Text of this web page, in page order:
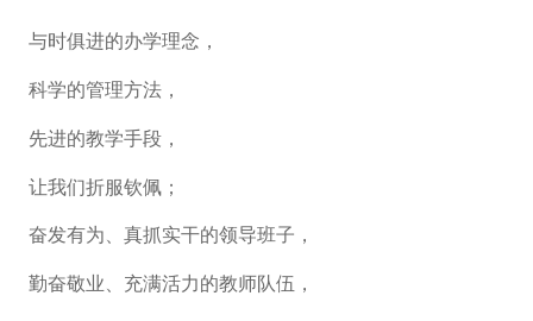
与时俱进的办学理念，
科学的管理方法，
先进的教学手段，
让我们折服钦佩；
奋发有为、真抓实干的领导班子，
勤奋敬业、充满活力的教师队伍，